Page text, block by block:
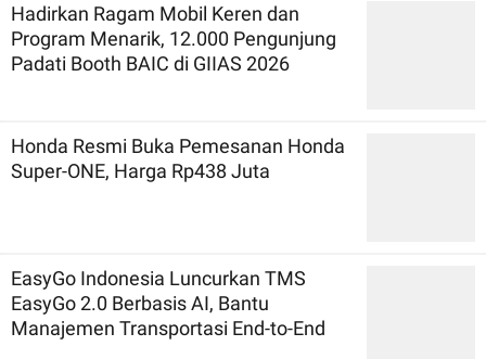
Hadirkan Ragam Mobil Keren dan
Program Menarik, 12.000 Pengunjung
Padati Booth BAIC di GIIAS 2026
Honda Resmi Buka Pemesanan Honda
Super-ONE, Harga Rp438 Juta
EasyGo Indonesia Luncurkan TMS
EasyGo 2.0 Berbasis AI, Bantu
Manajemen Transportasi End-to-End